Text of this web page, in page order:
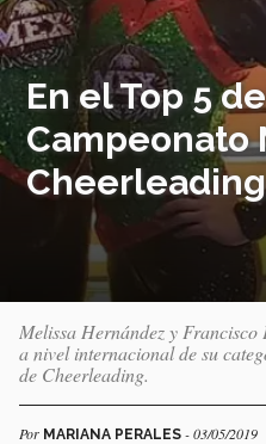
En el Top 5
Campeonato
Cheerleading
Melissa Hernández y
a nivel internacional de su
de Cheerleading.
Por MARIANA PERALES - 03/05/2019